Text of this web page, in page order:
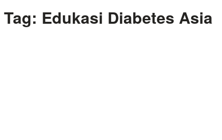
Tag: Edukasi Diabetes Asia